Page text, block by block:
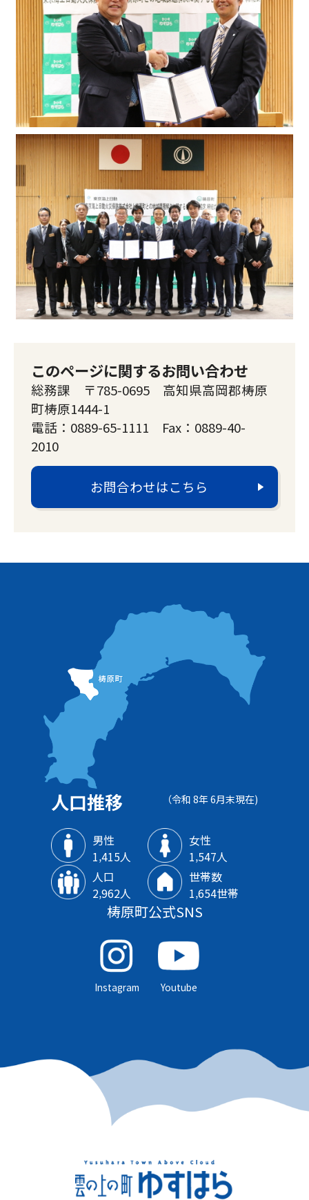
このページに関するお問い合わせ
総務課 〒785-0695 高知県高岡郡梼原
町梼原1444-1
電話：0889-65-1111 Fax：0889-40-
2010
お問合わせはこちら
人口推移 （令和 8年 6月末現在)
男性
1‚415人
女性
1‚547人
人口
2‚962人
世帯数
1‚654世帯
梼原町公式SNS
Instagram Youtube